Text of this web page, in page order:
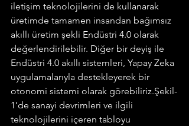
iletişim teknolojilerini de kullanarak
üretimde tamamen insandan bağımsız
akıllı üretim şekli Endüstri 4.0 olarak
değerlendirilebilir. Diğer bir deyiş ile
Endüstri 4.0 akıllı sistemleri, Yapay Zeka
uygulamalarıyla destekleyerek bir
otonomi sistemi olarak görebiliriz.Şekil-
1’de sanayi devrimleri ve ilgili
teknolojilerini içeren tabloyu